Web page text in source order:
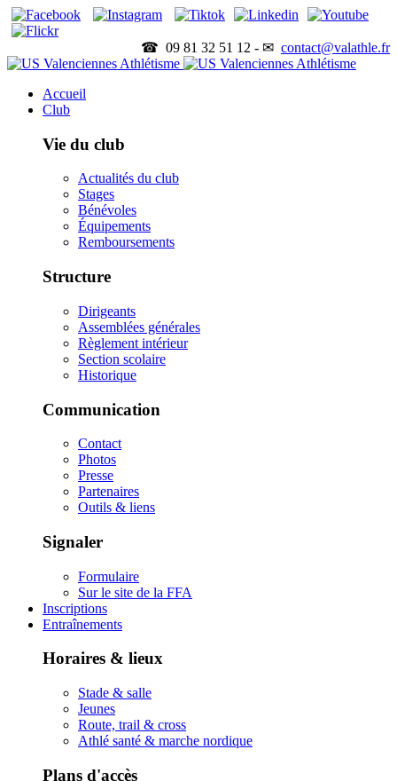
☎ 09 81 32 51 12 - ✉ contact@valathle.fr
Accueil
Club
Vie du club
Actualités du club
Stages
Bénévoles
Équipements
Remboursements
Structure
Dirigeants
Assemblées générales
Règlement intérieur
Section scolaire
Historique
Communication
Contact
Photos
Presse
Partenaires
Outils & liens
Signaler
Formulaire
Sur le site de la FFA
Inscriptions
Entraînements
Horaires & lieux
Stade & salle
Jeunes
Route, trail & cross
Athlé santé & marche nordique
Plans d'accès